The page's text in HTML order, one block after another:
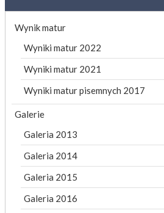
Wynik matur
Wyniki matur 2022
Wyniki matur 2021
Wyniki matur pisemnych 2017
Galerie
Galeria 2013
Galeria 2014
Galeria 2015
Galeria 2016